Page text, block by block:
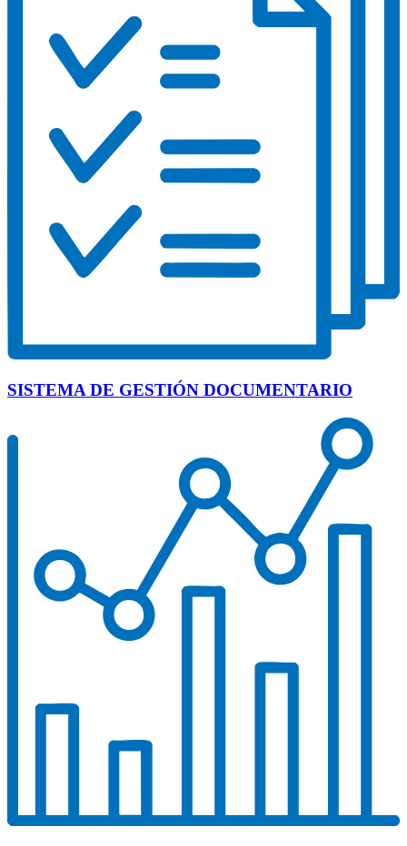
SISTEMA DE GESTIÓN DOCUMENTARIO